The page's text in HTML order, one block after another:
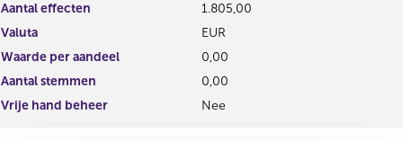
Aantal effecten
1.805,00
Valuta
EUR
Waarde per aandeel
0,00
Aantal stemmen
0,00
Vrije hand beheer
Nee